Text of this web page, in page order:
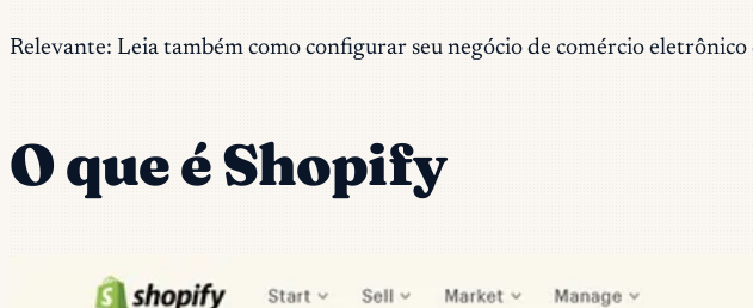
Relevante: Leia também como configurar seu negócio de comércio eletrônico
O que é Shopify